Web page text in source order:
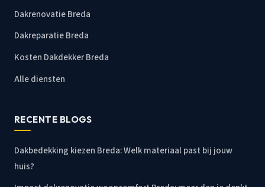
Dakrenovatie Breda
Dakreparatie Breda
Kosten Dakdekker Breda
Alle diensten
RECENTE BLOGS
Dakbedekking kiezen Breda: Welk materiaal past bij jouw
huis?